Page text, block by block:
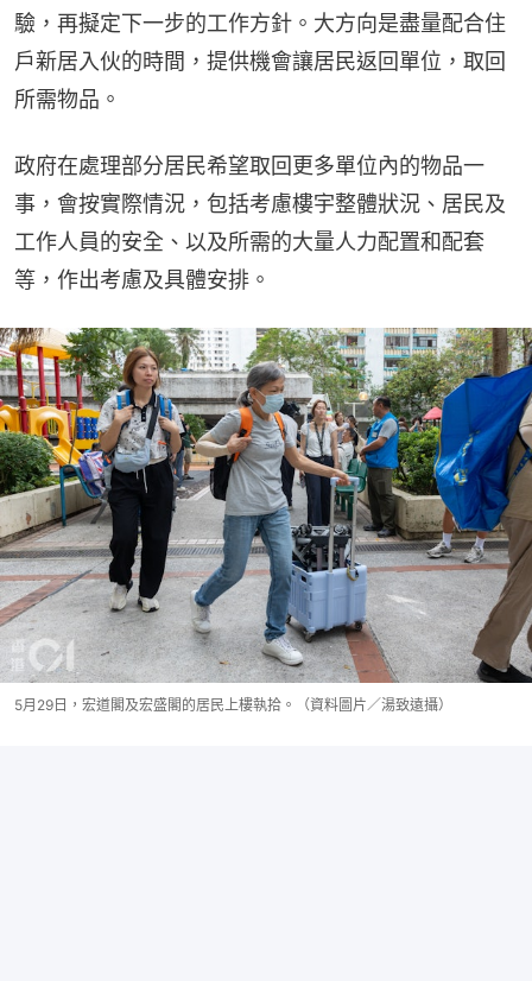
驗，再擬定下一步的工作方針。大方向是盡量配合住
戶新居入伙的時間，提供機會讓居民返回單位，取回
所需物品。
政府在處理部分居民希望取回更多單位內的物品一
事，會按實際情況，包括考慮樓宇整體狀況、居民及
工作人員的安全、以及所需的大量人力配置和配套
等，作出考慮及具體安排。
5月29日，宏道閣及宏盛閣的居民上樓執拾。（資料圖片／湯致遠攝）